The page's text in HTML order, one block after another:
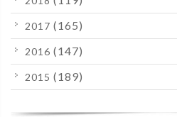
2017 (165)
2016 (147)
2015 (189)